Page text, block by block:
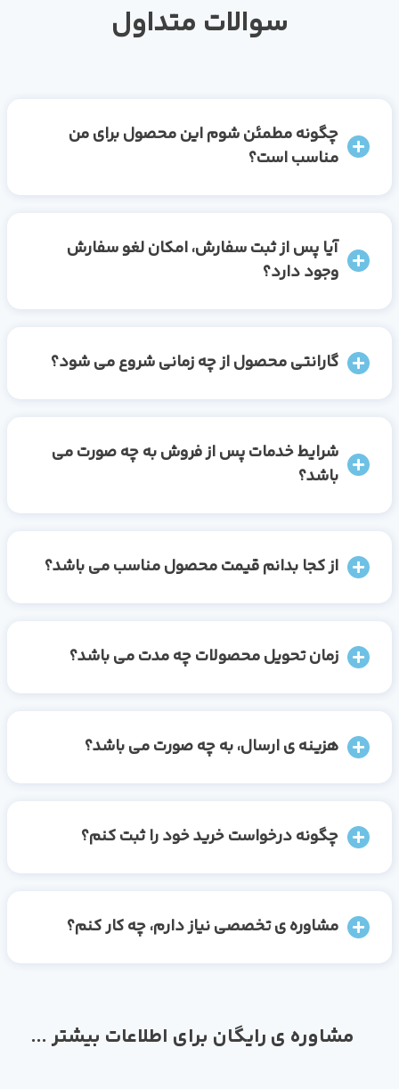
سوالات متداول
چگونه مطمئن شوم این محصول برای من
مناسب است؟
آیا پس از ثبت سفارش، امکان لغو سفارش
وجود دارد؟
گارانتی محصول از چه زمانی شروع می شود؟
شرایط خدمات پس از فروش به چه صورت می
باشد؟
از کجا بدانم قیمت محصول مناسب می باشد؟
زمان تحویل محصولات چه مدت می باشد؟
هزینه ی ارسال، به چه صورت می باشد؟
چگونه درخواست خرید خود را ثبت کنم؟
مشاوره ی تخصصی نیاز دارم، چه کار کنم؟
مشاوره ی رایگان برای اطلاعات بیشتر ...